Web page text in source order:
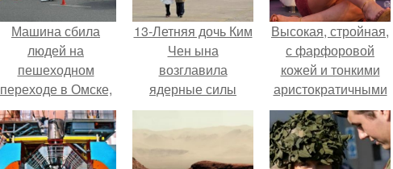
Машина сбила
людей на
пешеходном
переходе в Омске,
пострадали 8
человек.
13-Летняя дочь Ким
Чен ына
возглавила
ядерные силы
Кндр, сообщает The
Chosun Daily.
Высокая, стройная,
с фарфоровой
кожей и тонкими
аристократичными
чертами, эль
выглядит так, будто
сошла с полотна